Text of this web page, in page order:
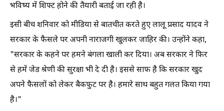
भविष्य में शिफ्ट होने की तैयारी बताई जा रही है।
इसी बीच शनिवार को मीडिया से बातचीत करते हुए लालू प्रसाद यादव ने
सरकार के फैसले पर अपनी नाराजगी खुलकर जाहिर की। उन्होंने कहा,
"सरकार के कहने पर हमने बंगला खाली कर दिया। अब सरकार ने फिर
से हमें जेड श्रेणी की सुरक्षा भी दे दी है। इससे साफ है कि सरकार खुद
अपने फैसलों को लेकर बैकफुट पर है। हमारे साथ बहुत गलत किया गया
है।"